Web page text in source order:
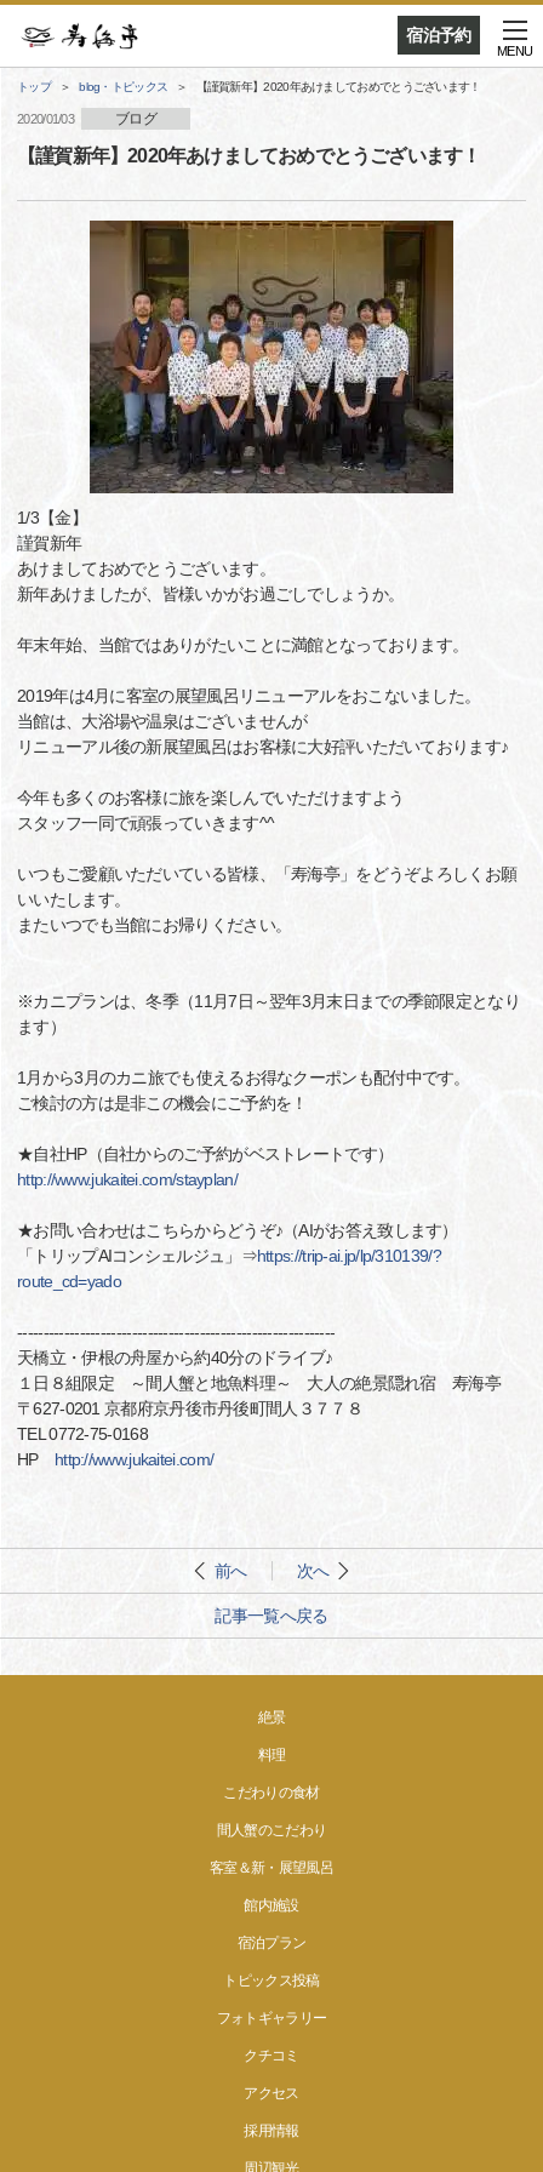
宿泊予約
MENU
トップ blog・トピックス 【謹賀新年】2020年あけましておめでとうございます！
2020/01/03 ブログ
【謹賀新年】2020年あけましておめでとうございます！
1/3【金】
謹賀新年
あけましておめでとうございます。
新年あけましたが、皆様いかがお過ごしでしょうか。
年末年始、当館ではありがたいことに満館となっております。
2019年は4月に客室の展望風呂リニューアルをおこないました。
当館は、大浴場や温泉はございませんが
リニューアル後の新展望風呂はお客様に大好評いただいております♪
今年も多くのお客様に旅を楽しんでいただけますよう
スタッフ一同で頑張っていきます^^
いつもご愛顧いただいている皆様、「寿海亭」をどうぞよろしくお願
いいたします。
またいつでも当館にお帰りください。
※カニプランは、冬季（11月7日～翌年3月末日までの季節限定となり
ます）
1月から3月のカニ旅でも使えるお得なクーポンも配付中です。
ご検討の方は是非この機会にご予約を！
★自社HP（自社からのご予約がベストレートです）
http://www.jukaitei.com/stayplan/
★お問い合わせはこちらからどうぞ♪（AIがお答え致します）
「トリップAIコンシェルジュ」⇒https://trip-ai.jp/lp/310139/?
route_cd=yado
-------------------------------------------------------------
天橋立・伊根の舟屋から約40分のドライブ♪
１日８組限定 ～間人蟹と地魚料理～ 大人の絶景隠れ宿 寿海亭
〒627-0201 京都府京丹後市丹後町間人３７７８
TEL 0772-75-0168
HP http://www.jukaitei.com/
前へ 次へ
記事一覧へ戻る
絶景
料理
こだわりの食材
間人蟹のこだわり
客室＆新・展望風呂
館内施設
宿泊プラン
トピックス投稿
フォトギャラリー
クチコミ
アクセス
採用情報
周辺観光